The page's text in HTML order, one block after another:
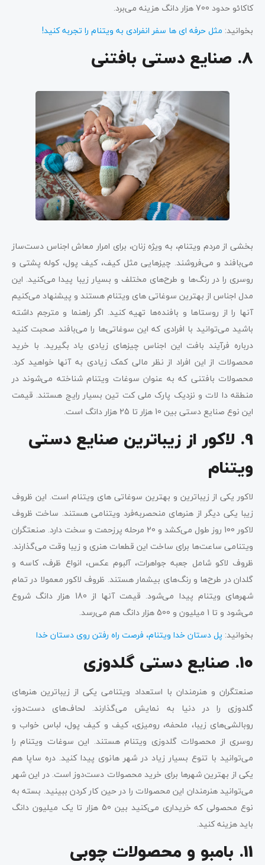
کاکائو حدود 700 هزار دانگ هزینه می‌برد.
بخوانید: مثل حرفه ای ها سفر انفرادی به ویتنام را تجربه کنید!
8. صنایع دستی بافتنی
بخشی از مردم ویتنام، به ویژه زنان، برای امرار معاش اجناس دست‌ساز
می‌بافند و می‌فروشند. چیزهایی مثل کیف، کیف پول، کوله پشتی و
روسری را در رنگ‌ها و طرح‌های مختلف و بسیار زیبا پیدا می‌کنید. این
مدل اجناس از بهترین سوغاتی های ویتنام هستند و پیشنهاد می‌کنیم
آنها را از روستاها و بافنده‌ها تهیه کنید. اگر راهنما و مترجم داشته
باشید می‌توانید با افرادی که این سوغاتی‌ها را می‌بافند صحبت کنید
درباره فرآیند بافت این اجناس چیزهای زیادی یاد بگیرید. با خرید
محصولات از این افراد از نظر مالی کمک زیادی به آنها خواهید کرد.
محصولات بافتنی که به عنوان سوغات ویتنام شناخته می‌شوند در
منطقه دا لات و نزدیک پارک ملی کت تین بسیار رایج هستند. قیمت
این نوع صنایع دستی بین 10 هزار تا 25 هزار دانگ است.
9. لاکور از زیباترین صنایع دستی
ویتنام
لاکور یکی از زیباترین و بهترین سوغاتی های ویتنام است. این ظروف
زیبا یکی دیگر از هنرهای منحصربه‌فرد ویتنامی هستند. ساخت ظروف
لاکور 100 روز طول می‌کشد و 20 مرحله پرزحمت و سخت دارد. صنعتگران
ویتنامی ساعت‌ها برای ساخت این قطعات هنری و زیبا وقت می‌گذارند.
ظروف لاکو شامل جعبه جواهرات، آلبوم عکس، انواع ظرف، کاسه و
گلدان در طرح‌ها و رنگ‌های بیشمار هستند. ظروف لاکور معمولا در تمام
شهرهای ویتنام پیدا می‌شود. قیمت آنها از 180 هزار دانگ شروع
می‌شود و تا 1 میلیون و 500 هزار دانگ هم می‌رسد.
بخوانید: پل دستان خدا ویتنام، فرصت راه رفتن روی دستان خدا
10. صنایع دستی گلدوزی
صنعتگران و هنرمندان با استعداد ویتنامی یکی از زیباترین هنرهای
گلدوزی را در دنیا به نمایش می‌گذارند. لحاف‌های دست‌دوز،
روبالشی‌های زیبا، ملحفه، رومیزی، کیف و کیف پول، لباس خواب و
روسری از محصولات گلدوزی ویتنام هستند. این سوغات ویتنام را
می‌توانید با تنوع بسیار زیاد در شهر هانوی پیدا کنید. دره ساپا هم
یکی از بهترین شهرها برای خرید محصولات دست‌دوز است. در این شهر
می‌توانید هنرمندان این محصولات را در حین کار کردن ببینید. بسته به
نوع محصولی که خریداری می‌کنید بین 50 هزار تا یک میلیون دانگ
باید هزینه کنید.
11. بامبو و محصولات چوبی